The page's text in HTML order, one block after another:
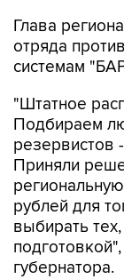
Глава
отряда
системам
"Штатное
Подбираем
резервистов
Приняли
рублей для
выбирать
губернатора.